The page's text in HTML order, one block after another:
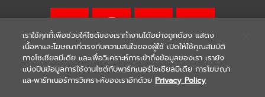
WARRANTY | Terms & Conditions
เราใช้คุกกี้เพื่อช่วยให้ไซต์ของเราทำงานได้อย่างถูกต้อง แสดง
เนื้อหาและโฆษณาที่ตรงกับความสนใจของผู้ใช้ เปิดให้ใช้คุณสมบัติ
ทางโซเชียลมีเดีย และเพื่อวิเคราะห์การเข้าถึงข้อมูลของเรา เรายัง
แบ่งปันข้อมูลการใช้งานไซต์กับพาร์ทเนอร์โซเชียลมีเดีย การโฆษณา
และพาร์ทเนอร์การวิเคราะห์ของเราอีกด้วย Privacy Policy